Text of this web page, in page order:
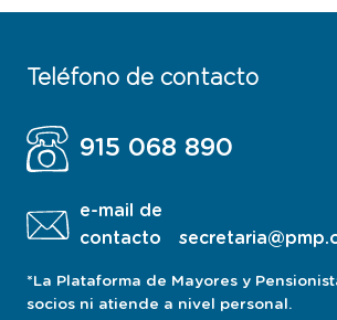
Teléfono de contacto
915 068 890
e-mail de
contacto
*La Plataforma de Mayores y
socios ni atiende a nivel personal.